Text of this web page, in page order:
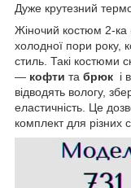
Дуже крутезний
Жіночий костюм 2-ка
холодної пори року,
стиль. Такі костюми
— кофти та брюк і
відводять вологу,
еластичність. Це
комплект для різних